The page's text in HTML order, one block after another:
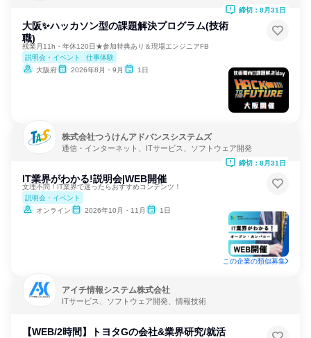
大阪✨️ハッカソン型の課題解決プログラム(技術
職)
残業月11h・年休120日★参加特典あり＆現場エンジニアFB
説明会・イベント
仕事体験
大阪府
2026年8月・9月 1日
締切：8月31日
株式会社つうけんアドバンスシステムズ
通信・インターネット、ITサービス、ソフトウェア開発
IT業界がわかる!説明会|WEB開催
文理不問！IT業界で迷ったらおすすめコンテンツ！
説明会・イベント
オンライン
2026年10月・11月 1日
締切：8月31日
この企業の類似募集
アイチ情報システム株式会社
ITサービス、ソフトウェア開発、情報技術
【WEB/2時間】トヨタGの会社&業界研究/就活